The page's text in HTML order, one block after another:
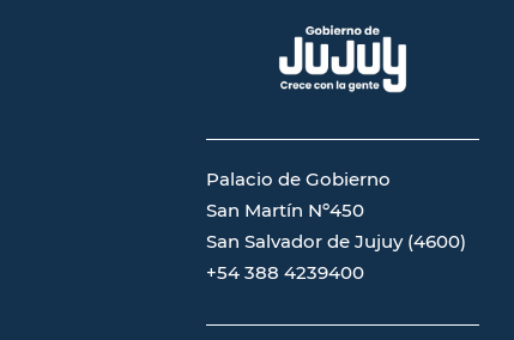
Palacio de Gobierno
San Martín Nº450
San Salvador de Jujuy (4600)
+54 388 4239400